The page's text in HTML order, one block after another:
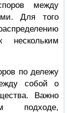
между
Для того
по дележу
собой о
Важно
подходе,